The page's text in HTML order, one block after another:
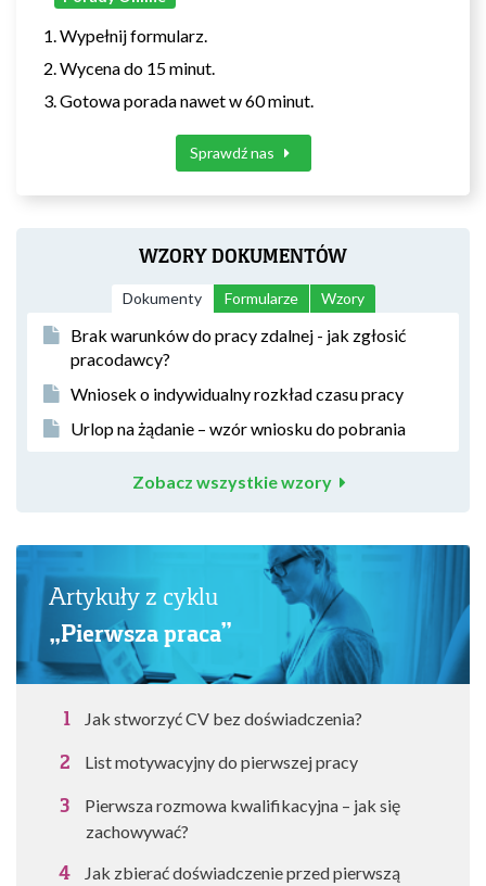
Wypełnij formularz.
Wycena do 15 minut.
Gotowa porada nawet w 60 minut.
Sprawdź nas
WZORY DOKUMENTÓW
Dokumenty Formularze Wzory
Brak warunków do pracy zdalnej - jak zgłosić
pracodawcy?
Wniosek o indywidualny rozkład czasu pracy
Urlop na żądanie – wzór wniosku do pobrania
Zobacz wszystkie wzory
Artykuły z cyklu
„Pierwsza praca”
Jak stworzyć CV bez doświadczenia?
List motywacyjny do pierwszej pracy
Pierwsza rozmowa kwalifikacyjna – jak się
zachowywać?
Jak zbierać doświadczenie przed pierwszą